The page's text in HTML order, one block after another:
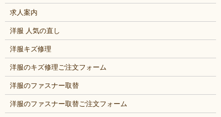
求人案内
洋服 人気の直し
洋服キズ修理
洋服のキズ修理ご注文フォーム
洋服のファスナー取替
洋服のファスナー取替ご注文フォーム